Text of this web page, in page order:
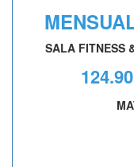
SALA FITNESS